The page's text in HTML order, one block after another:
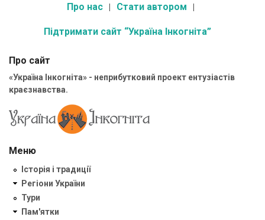
Про нас Стати автором
Підтримати сайт “Україна Інкогніта”
Про сайт
«Україна Інкогніта» - неприбутковий проект ентузіастів
краєзнавства.
Меню
Історія і традиції
Регіони України
Тури
Пам'ятки